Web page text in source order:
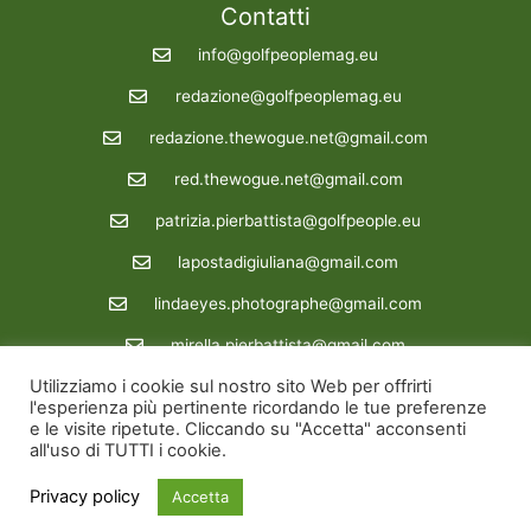
Contatti
info@golfpeoplemag.eu
redazione@golfpeoplemag.eu
redazione.thewogue.net@gmail.com
red.thewogue.net@gmail.com
patrizia.pierbattista@golfpeople.eu
lapostadigiuliana@gmail.com
lindaeyes.photographe@gmail.com
mirella.pierbattista@gmail.com
Redazione : 39 3288862722
Copyright © 2026 Golfpeoplemag | Powered by Golfpeoplemag
Site credit
Utilizziamo i cookie sul nostro sito Web per offrirti
l'esperienza più pertinente ricordando le tue preferenze
e le visite ripetute. Cliccando su "Accetta" acconsenti
all'uso di TUTTI i cookie.
Privacy policy Accetta